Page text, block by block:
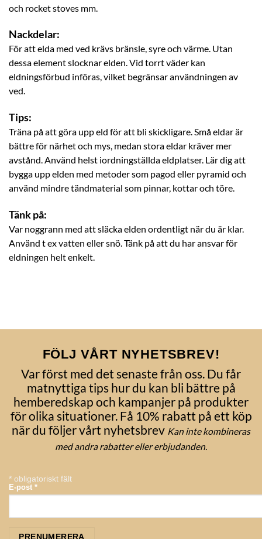
och rocket stoves mm.
Nackdelar:
För att elda med ved krävs bränsle, syre och värme. Utan
dessa element slocknar elden. Vid torrt väder kan
eldningsförbud införas, vilket begränsar användningen av
ved.
Tips:
Träna på att göra upp eld för att bli skickligare. Små eldar är
bättre för närhet och mys, medan stora eldar kräver mer
avstånd. Använd helst iordningställda eldplatser. Lär dig att
bygga upp elden med metoder som pagod eller pyramid och
använd mindre tändmaterial som pinnar, kottar och töre.
Tänk på:
Var noggrann med att släcka elden ordentligt när du är klar.
Använd t ex vatten eller snö. Tänk på att du har ansvar för
eldningen helt enkelt.
FÖLJ VÅRT NYHETSBREV!
Var först med det senaste från oss. Du får
matnyttiga tips hur du kan bli bättre på
hemberedskap och kampanjer på produkter
för olika situationer. Få 10% rabatt på ett köp
när du följer vårt nyhetsbrev Kan inte kombineras
med andra rabatter eller erbjudanden.
* obligatoriskt fält
E-post *